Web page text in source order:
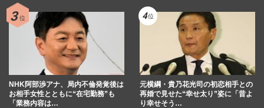
NHK阿部渉アナ、局内不倫発覚後は
お相手女性とともに“在宅勤務”も
「業務内容は…
元横綱・貴乃花光司の初恋相手との
再婚で見せた“幸せ太り”姿に「昔よ
り幸せそう…